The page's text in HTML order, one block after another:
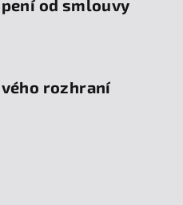
od smlouvy
rozhraní